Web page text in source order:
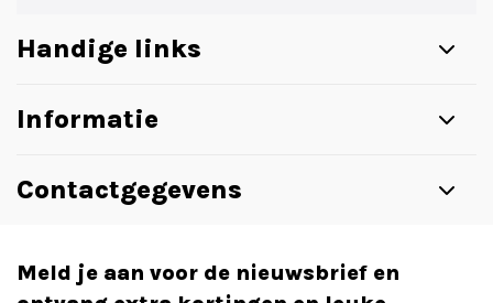
Handige links
Informatie
Contactgegevens
Meld je aan voor de nieuwsbrief en